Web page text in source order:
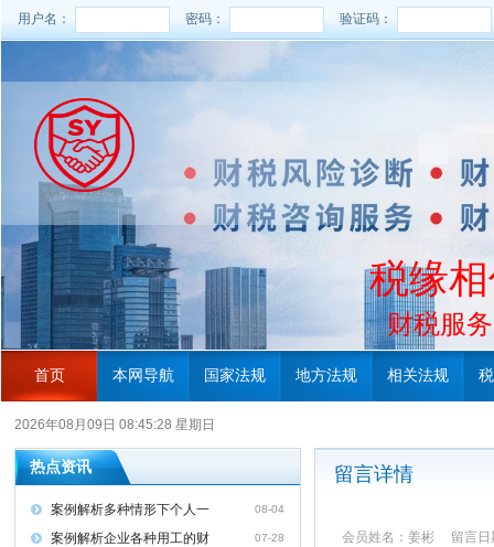
用户名： 密码： 验证码：
税缘
财税服
首页 本网导航 国家法规 地方法规 相关法规
2026年08月09日 08:45:28 星期日
热点资讯
案例解析多种情形下个人一 08-04
案例解析企业各种用工的财 07-28
留言详情
会员姓名：姜彬 留言日